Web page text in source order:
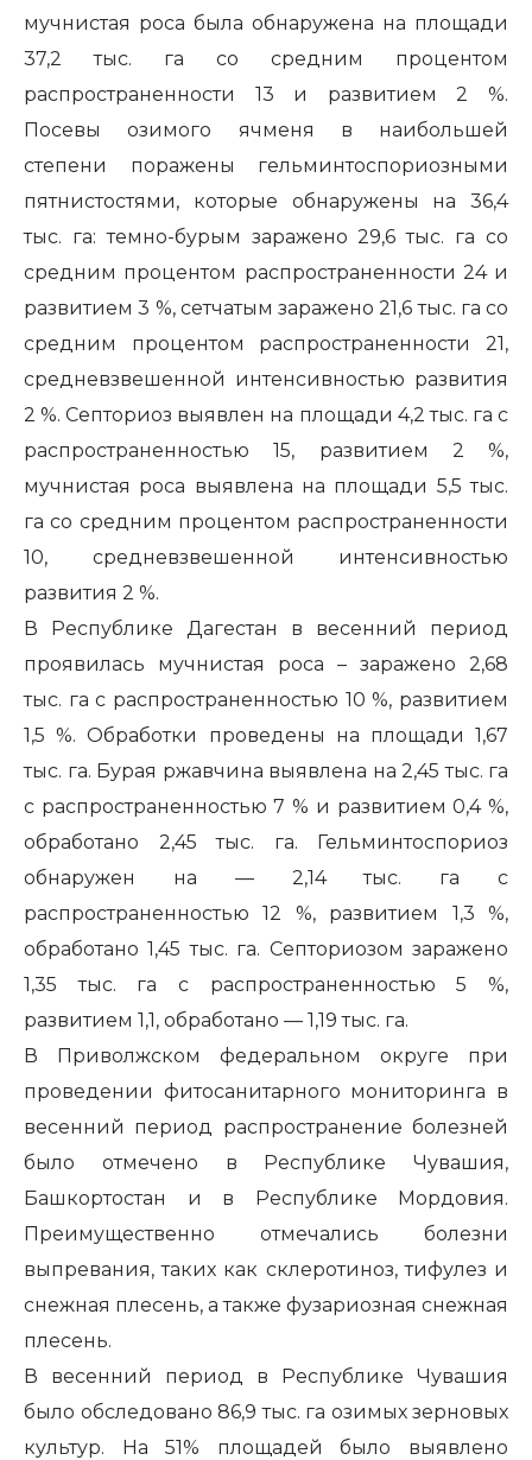
мучнистая роса была обнаружена на площади
37,2 тыс. га со средним процентом
распространенности 13 и развитием 2 %.
Посевы озимого ячменя в наибольшей
степени поражены гельминтоспориозными
пятнистостями, которые обнаружены на 36,4
тыс. га: темно-бурым заражено 29,6 тыс. га со
средним процентом распространенности 24 и
развитием 3 %, сетчатым заражено 21,6 тыс. га со
средним процентом распространенности 21,
средневзвешенной интенсивностью развития
2 %. Септориоз выявлен на площади 4,2 тыс. га с
распространенностью 15, развитием 2 %,
мучнистая роса выявлена на площади 5,5 тыс.
га со средним процентом распространенности
10, средневзвешенной интенсивностью
развития 2 %.
В Республике Дагестан в весенний период
проявилась мучнистая роса – заражено 2,68
тыс. га с распространенностью 10 %, развитием
1,5 %. Обработки проведены на площади 1,67
тыс. га. Бурая ржавчина выявлена на 2,45 тыс. га
с распространенностью 7 % и развитием 0,4 %,
обработано 2,45 тыс. га. Гельминтоспориоз
обнаружен на — 2,14 тыс. га с
распространенностью 12 %, развитием 1,3 %,
обработано 1,45 тыс. га. Септориозом заражено
1,35 тыс. га с распространенностью 5 %,
развитием 1,1, обработано — 1,19 тыс. га.
В Приволжском федеральном округе при
проведении фитосанитарного мониторинга в
весенний период распространение болезней
было отмечено в Республике Чувашия,
Башкортостан и в Республике Мордовия.
Преимущественно отмечались болезни
выпревания, таких как склеротиноз, тифулез и
снежная плесень, а также фузариозная снежная
плесень.
В весенний период в Республике Чувашия
было обследовано 86,9 тыс. га озимых зерновых
культур. На 51% площадей было выявлено